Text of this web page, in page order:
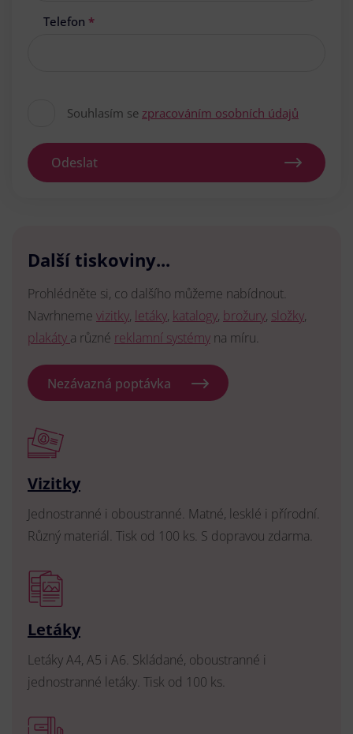
Telefon *
Souhlasím se zpracováním osobních údajů
Odeslat
Další tiskoviny...
Prohlédněte si, co dalšího můžeme nabídnout.
Navrhneme vizitky, letáky, katalogy, brožury, složky,
plakáty a různé reklamní systémy na míru.
Nezávazná poptávka
Vizitky
Jednostranné i oboustranné. Matné, lesklé i přírodní.
Různý materiál. Tisk od 100 ks. S dopravou zdarma.
Letáky
Letáky A4, A5 i A6. Skládané, oboustranné i
jednostranné letáky. Tisk od 100 ks.